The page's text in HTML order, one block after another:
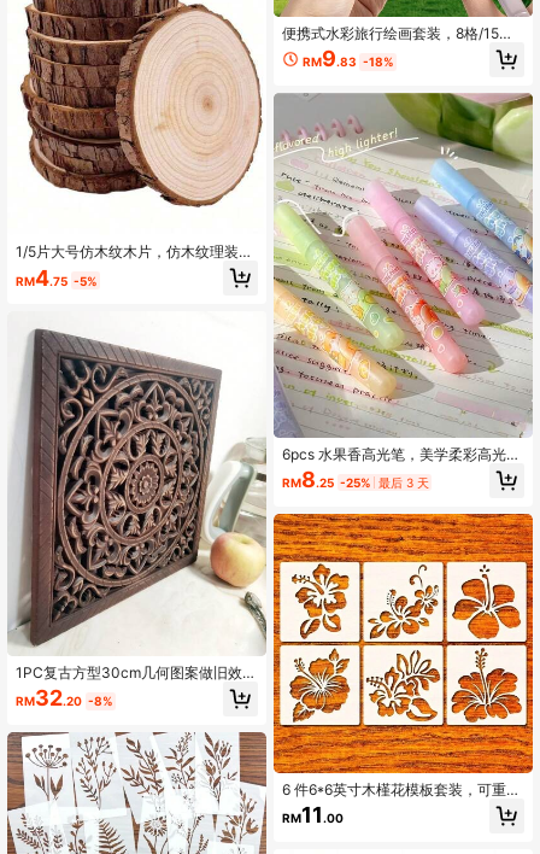
1/5片大号仿木纹木片，仿木纹理装饰
品，桌面装饰，绘画，木刻风格设
计，DIY手工，婚礼场景布置，杯垫和
成人手工艺，复古家居装饰，原切木
片
RM4.75 -5%
1PC复古方型30cm几何图案做旧效果
背景墙装饰挂墙墙饰挂件家居壁挂创
意悬挂装饰品
RM32.20 -8%
便携式水彩旅行绘画套装，8格/15格
的款式和亚克力跟胡桃木的材质可供
选择，迷你调色盘旅行工具包，升级
颜料）
RM9.83 -18%
6pcs 水果香高光笔，美学柔彩高光笔
套装，柔软斜头设计，柔和色调，速
干高光笔，不渗透，适用于手账、绘
RM8.25 -25% 最后 3 天
6 件6*6英寸木槿花模板套装，可重复
使用的绘画模板，适用于 DIY 工艺
品、布料、卡片、墙壁 - 耐用的乳白
RM11.00